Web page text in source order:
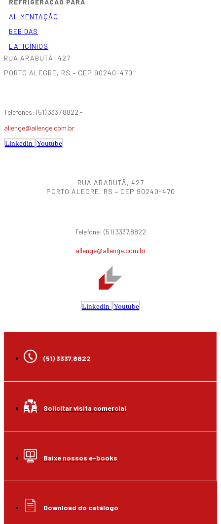
REFRIGERAÇÃO PARA
ALIMENTAÇÃO
BEBIDAS
LATICÍNIOS
RUA ARABUTÃ, 427
PORTO ALEGRE, RS – CEP 90240-470
Telefones: (51) 3337.8822 -
allenge@allenge.com.br
Linkedin Youtube
RUA ARABUTÃ, 427
PORTO ALEGRE, RS – CEP 90240-470
Telefone: (51) 3337.8822
allenge@allenge.com.br
Linkedin Youtube
(51) 3337.8822
Solicitar visita comercial
Baixe nossos e-books
Download do catálogo